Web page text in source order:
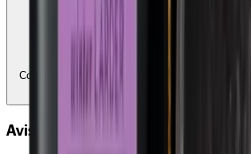
Compatible avec Ecochèques et Chèques-cadeaux
Avis